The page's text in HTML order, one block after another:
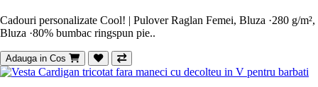
Cadouri personalizate Cool! | Pulover Raglan Femei, Bluza ·280 g/m²,
Bluza ·80% bumbac ringspun pie..
Adauga in Cos